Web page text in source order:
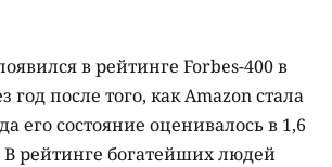
в рейтинге Forbes-400 в
год после того, как Amazon стала
его состояние оценивалось в 1,6
рейтинге богатейших людей